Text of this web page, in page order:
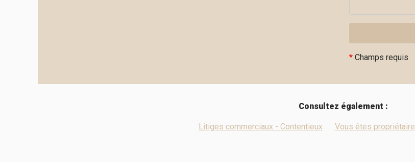
* Champs requis
Consultez également :
Litiges commerciaux - Contentieux Vous êtes propriétaire